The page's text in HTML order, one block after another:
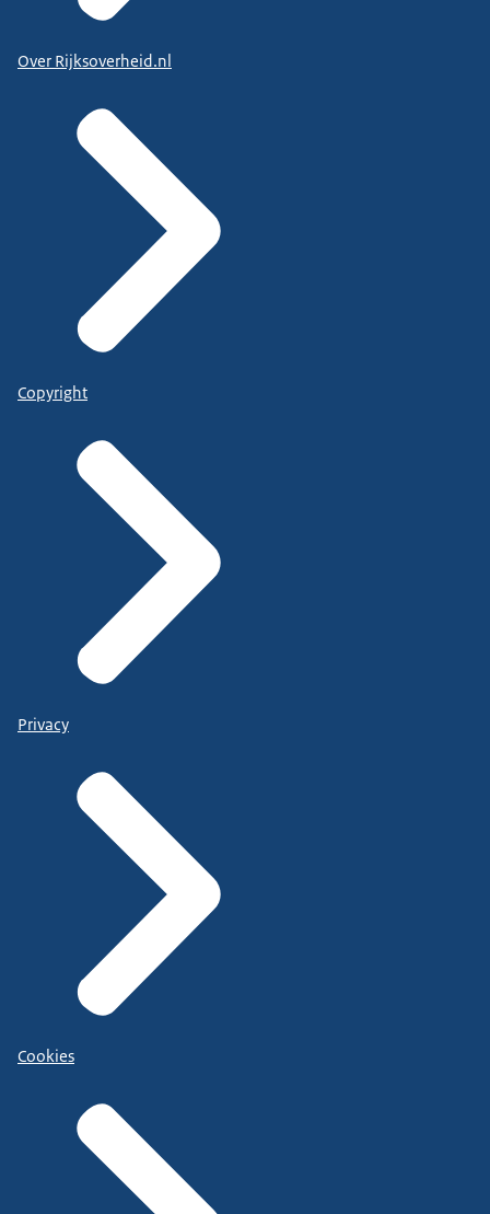
Over Rijksoverheid.nl
Copyright
Privacy
Cookies